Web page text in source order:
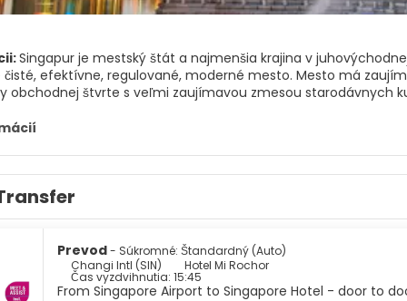
Singapur je mestský štát a najmenšia krajina v
efektívne, regulované, moderné mesto. Mesto má
obchodnej štvrte s veľmi zaujímavou zmesou starodávnych
nádhernú záhradu Orchídeí, ktorá je krásne upravená a
niektoré fascinujúce etnické oblasti, ako je Little India, Arab
chcete zažiť skutočnú singapurskú kultúru. Ďalšie atrakcie
Okrem nakupovania má Singapur skvelé jedlo. Domovom
jedným z najživších a najmodernejších miest v Ázii s
scénou sa stal jednou z najlepších destinácií na svoje právo.
Prevod- Súkromné: Štandardný (Auto)
Changi Intl (SIN)
Hotel Mi Rochor
Čas vyzdvihnutia: 15:45
From Singapore Airport to Singapore Hotel - door to